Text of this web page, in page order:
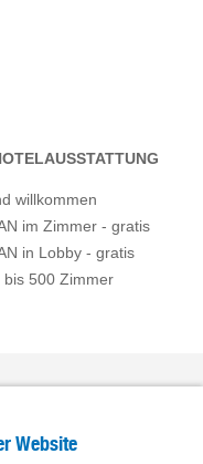
willkommen
im Zimmer - gratis
in Lobby - gratis
bis 500 Zimmer
Website